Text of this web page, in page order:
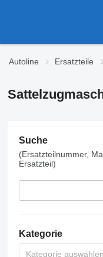
Autoline Ersatzteile
Suche
(Ersatzteilnummer,
Ersatzteil)
Kategorie